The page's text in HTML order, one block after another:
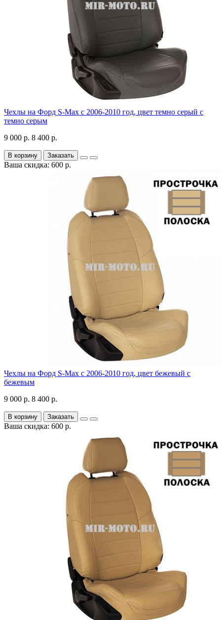
Чехлы на Форд S-Max с 2006-2010 год, цвет темно серый с
темно серым
9 000 р. 8 400 р.
В корзину Заказать
Ваша скидка: 600 р.
Чехлы на Форд S-Max с 2006-2010 год, цвет бежевый с
бежевым
9 000 р. 8 400 р.
В корзину Заказать
Ваша скидка: 600 р.